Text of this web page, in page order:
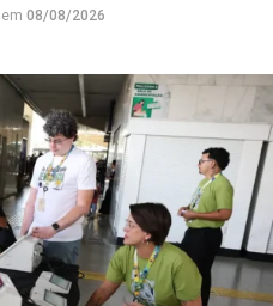
em 08/08/2026